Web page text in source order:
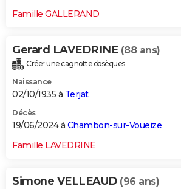
Famille GALLERAND
Gerard LAVEDRINE (88 ans)
Créer une cagnotte obsèques
Naissance
02/10/1935 à Terjat
Décès
19/06/2024 à Chambon-sur-Voueize
Famille LAVEDRINE
Simone VELLEAUD (96 ans)